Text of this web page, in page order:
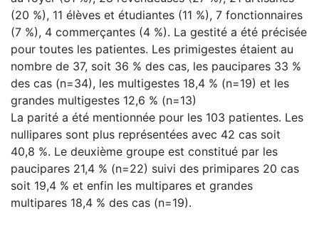
(20 %), 11 élèves et étudiantes (11 %), 7 fonctionnaires
(7 %), 4 commerçantes (4 %). La gestité a été précisée
pour toutes les patientes. Les primigestes étaient au
nombre de 37, soit 36 % des cas, les paucipares 33 %
des cas (n=34), les multigestes 18,4 % (n=19) et les
grandes multigestes 12,6 % (n=13)
La parité a été mentionnée pour les 103 patientes. Les
nullipares sont plus représentées avec 42 cas soit
40,8 %. Le deuxième groupe est constitué par les
paucipares 21,4 % (n=22) suivi des primipares 20 cas
soit 19,4 % et enfin les multipares et grandes
multipares 18,4 % des cas (n=19).